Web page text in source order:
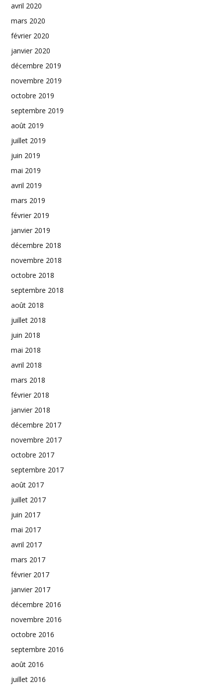
avril 2020
mars 2020
février 2020
janvier 2020
décembre 2019
novembre 2019
octobre 2019
septembre 2019
août 2019
juillet 2019
juin 2019
mai 2019
avril 2019
mars 2019
février 2019
janvier 2019
décembre 2018
novembre 2018
octobre 2018
septembre 2018
août 2018
juillet 2018
juin 2018
mai 2018
avril 2018
mars 2018
février 2018
janvier 2018
décembre 2017
novembre 2017
octobre 2017
septembre 2017
août 2017
juillet 2017
juin 2017
mai 2017
avril 2017
mars 2017
février 2017
janvier 2017
décembre 2016
novembre 2016
octobre 2016
septembre 2016
août 2016
juillet 2016